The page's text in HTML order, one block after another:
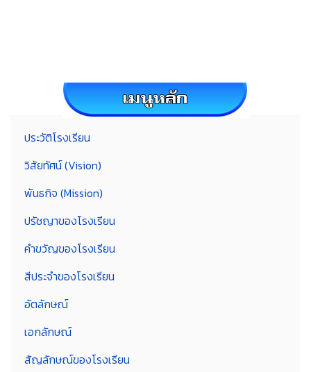
ประวัติโรงเรียน
วิสัยทัศน์ (Vision)
พันธกิจ (Mission)
ปรัชญาของโรงเรียน
คำขวัญของโรงเรียน
สีประจำของโรงเรียน
อัตลักษณ์
เอกลักษณ์
สัญลักษณ์ของโรงเรียน